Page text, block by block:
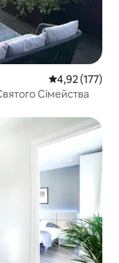
Середня
4,92 (177)
Сімейства